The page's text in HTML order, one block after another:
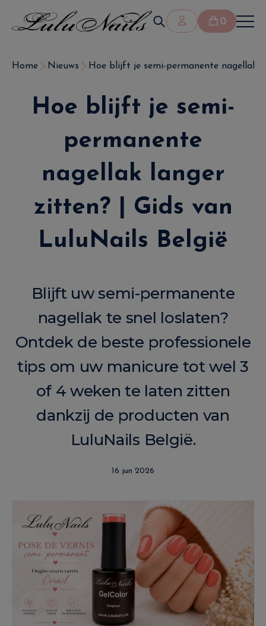
0
Home Nieuws Hoe blijft je semi-permanente nagellak
Hoe blijft je semi-
permanente
nagellak langer
zitten? | Gids van
LuluNails België
Blijft uw semi-permanente
nagellak te snel loslaten?
Ontdek de beste professionele
tips om uw manicure tot wel 3
of 4 weken te laten zitten
dankzij de producten van
LuluNails België.
16 jun 2026